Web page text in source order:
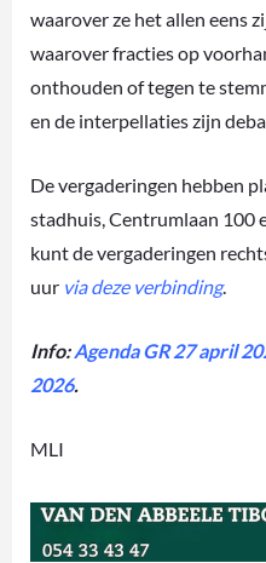
waarover ze het allen eens
waarover fracties op
onthouden of tegen te
en de interpellaties zijn
De vergaderingen hebben
stadhuis, Centrumlaan 100
kunt de vergaderingen
uur via deze verbinding.
Info:Agenda GR 27 april
2026.
MLI